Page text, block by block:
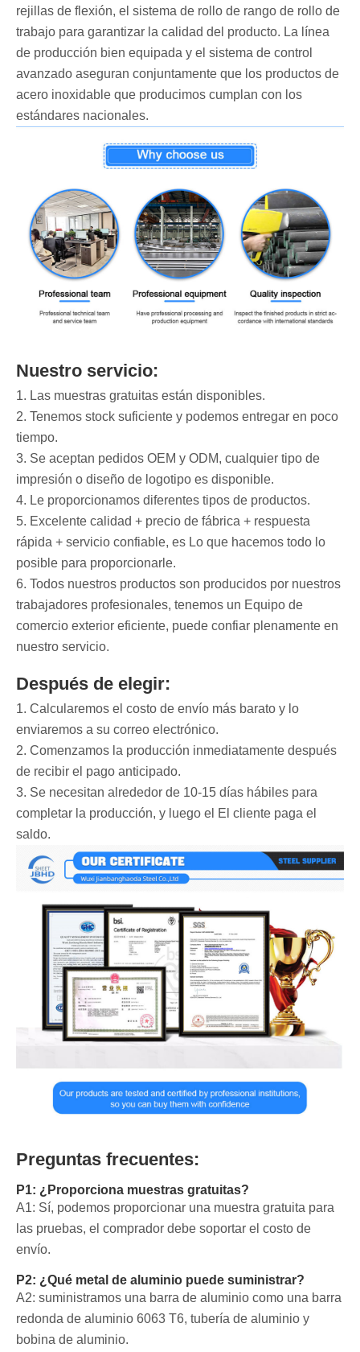
rejillas de flexión, el sistema de rollo de rango de rollo de
trabajo para garantizar la calidad del producto. La línea
de producción bien equipada y el sistema de control
avanzado aseguran conjuntamente que los productos de
acero inoxidable que producimos cumplan con los
estándares nacionales.
Nuestro servicio:
1. Las muestras gratuitas están disponibles.
2. Tenemos stock suficiente y podemos entregar en poco
tiempo.
3. Se aceptan pedidos OEM y ODM, cualquier tipo de
impresión o diseño de logotipo es disponible.
4. Le proporcionamos diferentes tipos de productos.
5. Excelente calidad + precio de fábrica + respuesta
rápida + servicio confiable, es Lo que hacemos todo lo
posible para proporcionarle.
6. Todos nuestros productos son producidos por nuestros
trabajadores profesionales, tenemos un Equipo de
comercio exterior eficiente, puede confiar plenamente en
nuestro servicio.
Después de elegir:
1. Calcularemos el costo de envío más barato y lo
enviaremos a su correo electrónico.
2. Comenzamos la producción inmediatamente después
de recibir el pago anticipado.
3. Se necesitan alrededor de 10-15 días hábiles para
completar la producción, y luego el El cliente paga el
saldo.
Preguntas frecuentes:
P1: ¿Proporciona muestras gratuitas?
A1: Sí, podemos proporcionar una muestra gratuita para
las pruebas, el comprador debe soportar el costo de
envío.
P2: ¿Qué metal de aluminio puede suministrar?
A2: suministramos una barra de aluminio como una barra
redonda de aluminio 6063 T6, tubería de aluminio y
bobina de aluminio.